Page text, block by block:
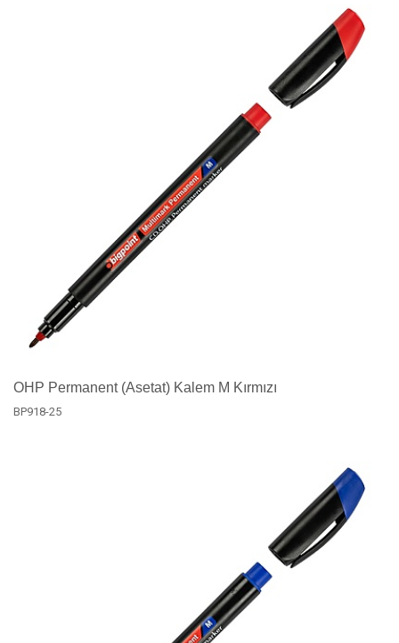
OHP Permanent (Asetat) Kalem M Kırmızı
BP918-25